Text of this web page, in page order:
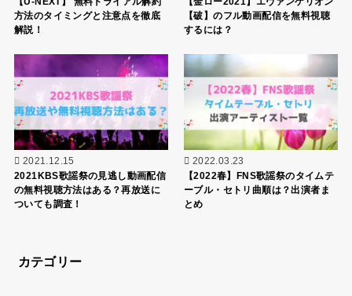
方法のタイミングと注意点を徹底
解説！
【破】のフル動画配信を無料視聴
するには？
2021.12.15
2021KBS歌謡祭の見逃し動画配信
の無料視聴方法はある？再放送に
ついても調査！
2022.03.23
【2022春】FNS歌謡祭のタイムテ
ーブル・セトリ曲順は？出演者ま
とめ
カテゴリー